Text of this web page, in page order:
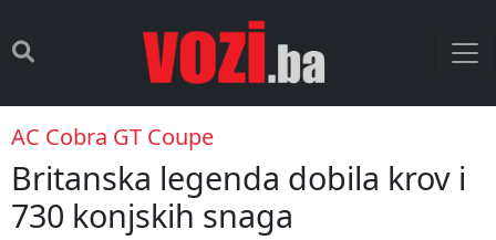
AC Cobra GT Coupe
Britanska legenda dobila krov i
730 konjskih snaga